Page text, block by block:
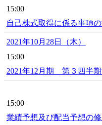
15:00
自己株式取得に係る事項
2021年10月28日（木）
15:00
2021年12月期 第３四半期
15:00
業績予想及び配当予想の